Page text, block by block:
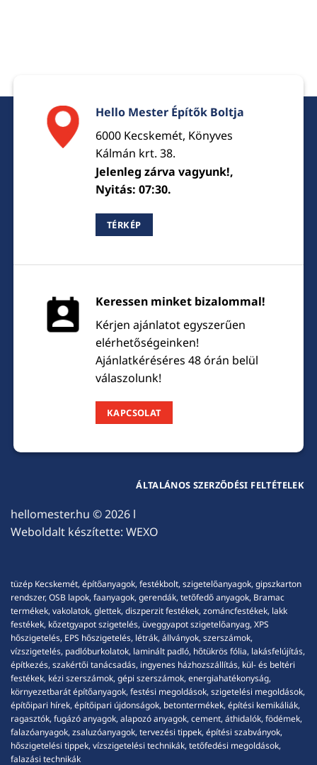
Hello Mester Építők Boltja
6000 Kecskemét, Könyves
Kálmán krt. 38.
Jelenleg zárva vagyunk!,
Nyitás: 07:30.
TÉRKÉP
Keressen minket bizalommal!
Kérjen ajánlatot egyszerűen
elérhetőségeinken!
Ajánlatkéréséres 48 órán belül
válaszolunk!
KAPCSOLAT
hellomester.hu © 2026 l
Weboldalt készítette: WEXO
ÁLTALÁNOS SZERZŐDÉSI FELTÉTELEK
tüzép Kecskemét, építőanyagok, festékbolt, szigetelőanyagok, gipszkarton
rendszer, OSB lapok, faanyagok, gerendák, tetőfedő anyagok, Bramac
termékek, vakolatok, glettek, diszperzit festékek, zománcfestékek, lakk
festékek, kőzetgyapot szigetelés, üveggyapot szigetelőanyag, XPS
hőszigetelés, EPS hőszigetelés, létrák, állványok, szerszámok,
vízszigetelés, padlóburkolatok, laminált padló, hőtükrös fólia, lakásfelújítás,
építkezés, szakértői tanácsadás, ingyenes házhozszállítás, kül- és beltéri
festékek, kézi szerszámok, gépi szerszámok, energiahatékonyság,
környezetbarát építőanyagok, festési megoldások, szigetelési megoldások,
építőipari hírek, építőipari újdonságok, betontermékek, építési kemikáliák,
ragasztók, fugázó anyagok, alapozó anyagok, cement, áthidalók, födémek,
falazóanyagok, zsaluzóanyagok, tervezési tippek, építési szabványok,
hőszigetelési tippek, vízszigetelési technikák, tetőfedési megoldások,
falazási technikák